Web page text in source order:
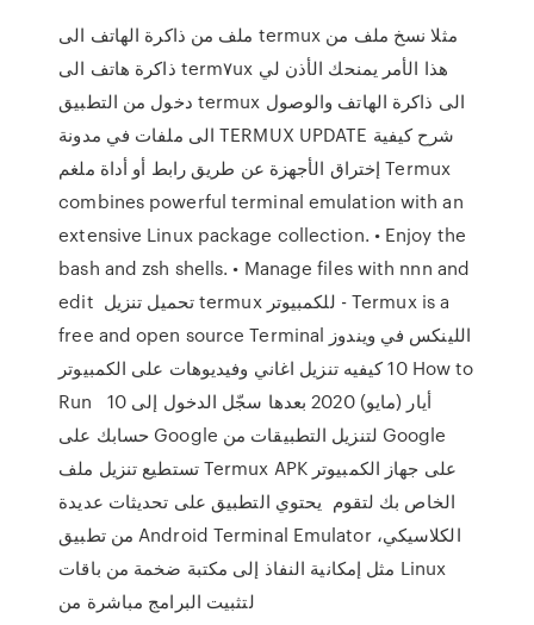
ملف من ذاكرة الهاتف الى termux مثلا نسخ ملف من
ذاكرة هاتف الى term٧ux هذا الأمر يمنحك الأذن لي
دخول من التطبيق termux الى ذاكرة الهاتف والوصول
الى ملفات في مدونة TERMUX UPDATE شرح كيفية
إختراق الأجهزة عن طريق رابط أو أداة ملغم Termux
combines powerful terminal emulation with an
extensive Linux package collection. • Enjoy the
bash and zsh shells. • Manage files with nnn and
edit تحميل تنزيل termux للكمبيوتر - Termux is a
free and open source Terminal اللينكس في ويندوز
10 كيفيه تنزيل اغاني وفيديوهات على الكمبيوتر How to
Run 10 أيار (مايو) 2020 بعدها سجّل الدخول إلى
حسابك على Google لتنزيل التطبيقات من Google
تستطيع تنزيل ملف Termux APK على جهاز الكمبيوتر
الخاص بك لتقوم يحتوي التطبيق على تحديثات عديدة
من تطبيق Android Terminal Emulator الكلاسيكي،
مثل إمكانية النفاذ إلى مكتبة ضخمة من باقات Linux